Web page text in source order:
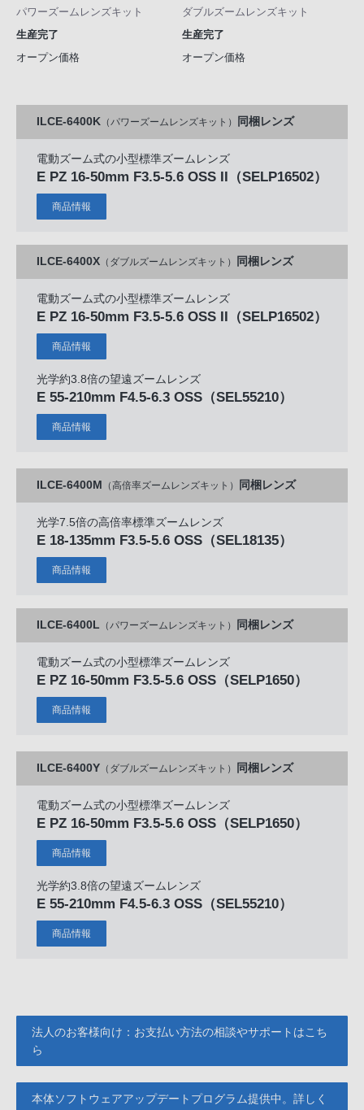
パワーズームレンズキット
生産完了
オープン価格
ダブルズームレンズキット
生産完了
オープン価格
ILCE-6400K （パワーズームレンズキット） 同梱レンズ
電動ズーム式の小型標準ズームレンズ
E PZ 16-50mm F3.5-5.6 OSS II （SELP16502）
商品情報
ILCE-6400X （ダブルズームレンズキット） 同梱レンズ
電動ズーム式の小型標準ズームレンズ
E PZ 16-50mm F3.5-5.6 OSS II （SELP16502）
商品情報
光学約3.8倍の望遠ズームレンズ
E 55-210mm F4.5-6.3 OSS （SEL55210）
商品情報
ILCE-6400M （高倍率ズームレンズキット） 同梱レンズ
光学7.5倍の高倍率標準ズームレンズ
E 18-135mm F3.5-5.6 OSS （SEL18135）
商品情報
ILCE-6400L （パワーズームレンズキット） 同梱レンズ
電動ズーム式の小型標準ズームレンズ
E PZ 16-50mm F3.5-5.6 OSS （SELP1650）
商品情報
ILCE-6400Y （ダブルズームレンズキット） 同梱レンズ
電動ズーム式の小型標準ズームレンズ
E PZ 16-50mm F3.5-5.6 OSS （SELP1650）
商品情報
光学約3.8倍の望遠ズームレンズ
E 55-210mm F4.5-6.3 OSS （SEL55210）
商品情報
法人のお客様向け：お支払い方法の相談やサポートはこち
ら
本体ソフトウェアアップデートプログラム提供中。詳しく